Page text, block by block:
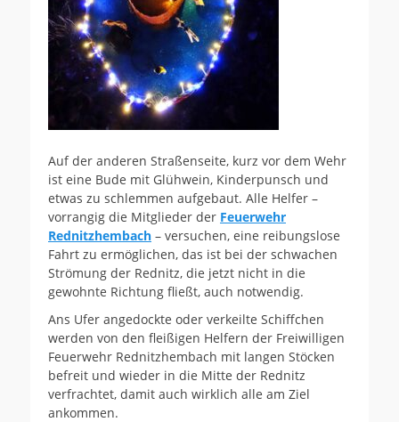
Auf der anderen Straßenseite, kurz vor dem Wehr
ist eine Bude mit Glühwein, Kinderpunsch und
etwas zu schlemmen aufgebaut. Alle Helfer –
vorrangig die Mitglieder der Feuerwehr
Rednitzhembach – versuchen, eine reibungslose
Fahrt zu ermöglichen, das ist bei der schwachen
Strömung der Rednitz, die jetzt nicht in die
gewohnte Richtung fließt, auch notwendig.
Ans Ufer angedockte oder verkeilte Schiffchen
werden von den fleißigen Helfern der Freiwilligen
Feuerwehr Rednitzhembach mit langen Stöcken
befreit und wieder in die Mitte der Rednitz
verfrachtet, damit auch wirklich alle am Ziel
ankommen.